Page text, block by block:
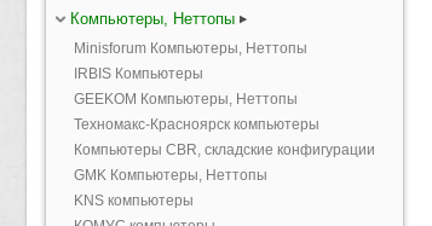
Компьютеры, Неттопы
Minisforum Компьютеры, Неттопы
IRBIS Компьютеры
GEEKOM Компьютеры, Неттопы
Техномакс-Красноярск компьютеры
Компьютеры CBR, складские конфигурации
GMK Компьютеры, Неттопы
KNS компьютеры